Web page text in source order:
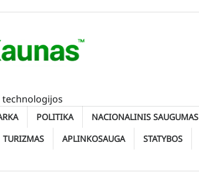
POLITIKA NACIONALINIS SAUGUMAS
TURIZMAS APLINKOSAUGA STATYBOS